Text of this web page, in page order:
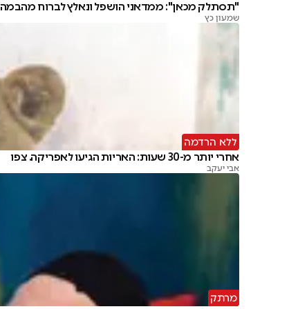
"תסתלק מכאן": ממדאני הושפל ונאלץ לברוח מהבמה
שמעון כץ
ללא הרדמה
אחרי יותר מ-30 שעות: האריות הגיעו לאפריקה. צפו
אבי יעקב
מרתק